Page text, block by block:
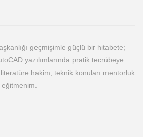
geçmişimle güçlü bir hitabete;
yazılımlarında pratik tecrübeye
hakim, teknik konuları mentorluk